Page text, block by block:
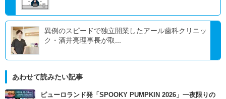
異例のスピードで独立開業したアール歯科クリニッ
ク・酒井亮理事長が取...
あわせて読みたい記事
ピューロランド発「SPOOKY PUMPKIN 2026」一夜限りの